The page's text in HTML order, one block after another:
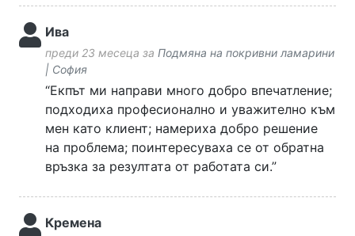
Ива
преди 23 месеца за Подмяна на покривни ламарини
| София
“Екпът ми направи много добро впечатление;
подходиха професионално и уважително към
мен като клиент; намериха добро решение
на проблема; поинтересуваха се от обратна
връзка за резултата от работата си.”
Кремена